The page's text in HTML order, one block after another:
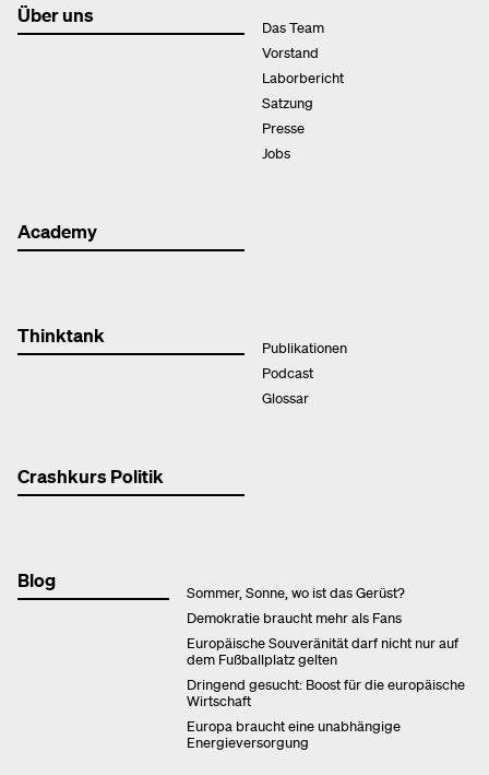
Über uns
Das Team
Vorstand
Laborbericht
Satzung
Presse
Jobs
Academy
Thinktank
Publikationen
Podcast
Glossar
Crashkurs Politik
Blog
Sommer, Sonne, wo ist das Gerüst?
Demokratie braucht mehr als Fans
Europäische Souveränität darf nicht nur auf
dem Fußballplatz gelten
Dringend gesucht: Boost für die europäische
Wirtschaft
Europa braucht eine unabhängige
Energieversorgung